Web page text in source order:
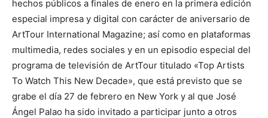
hechos públicos a finales de enero en la primera edición
especial impresa y digital con carácter de aniversario de
ArtTour International Magazine; así como en plataformas
multimedia, redes sociales y en un episodio especial del
programa de televisión de ArtTour titulado «Top Artists
To Watch This New Decade», que está previsto que se
grabe el día 27 de febrero en New York y al que José
Ángel Palao ha sido invitado a participar junto a otros